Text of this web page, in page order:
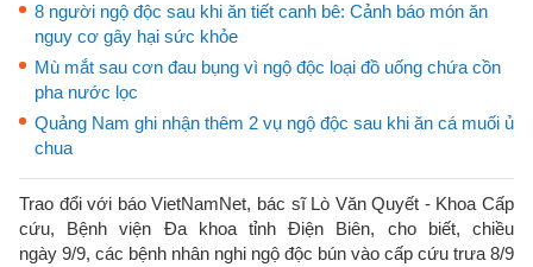
8 người ngộ độc sau khi ăn tiết canh bê: Cảnh báo món ăn
nguy cơ gây hại sức khỏe
Mù mắt sau cơn đau bụng vì ngộ độc loại đồ uống chứa cồn
pha nước lọc
Quảng Nam ghi nhận thêm 2 vụ ngộ độc sau khi ăn cá muối ủ
chua
Trao đổi với báo VietNamNet, bác sĩ Lò Văn Quyết - Khoa Cấp
cứu, Bệnh viện Đa khoa tỉnh Điện Biên, cho biết, chiều
ngày 9/9, các bệnh nhân nghi ngộ độc bún vào cấp cứu trưa 8/9